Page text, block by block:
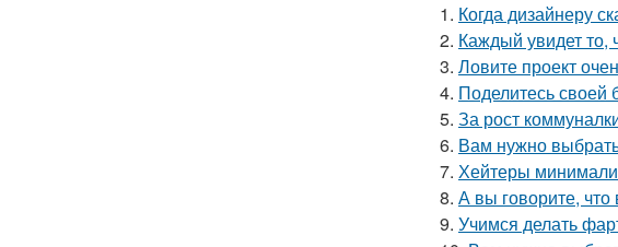
1. Когда дизайнеру
2. Каждый увидет то,
3. Ловите проект
4. Поделитесь своей
5. За рост
6. Вам нужно
7. Хейтеры
8. А вы говорите,
9. Учимся делать